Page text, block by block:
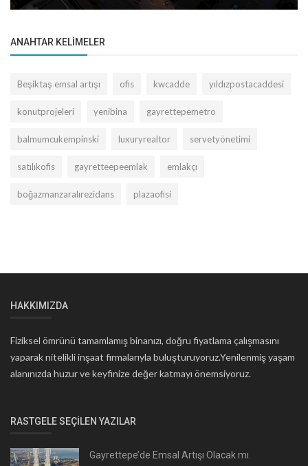
ANAHTAR KELIMELER
Beşiktaş emsal artışı ofis kwcadde yıldızpostacaddesi
konutprojeleri yenibina gayrettepemetro
balmumcukempinski luxuryrealtor servetyönetimi
satılıkofis gayretteepeemlak emlakçı
boğazmanzaralırezidans plazaofisi
HAKKIMIZDA
Fiziksel ömrünü tamamlamış binanızı, doğru fiyatlama çalışmasını
yaparak nitelikli inşaat firmalarıyla buluşturuyoruz.Yenilenmiş yaşam
alanınızda huzur ve keyfinize değer katmayı önemsiyoruz.
RASTGELE SEÇILEN YAZILAR
Gayrettepe’de Emsal Artışı Olacak mı.